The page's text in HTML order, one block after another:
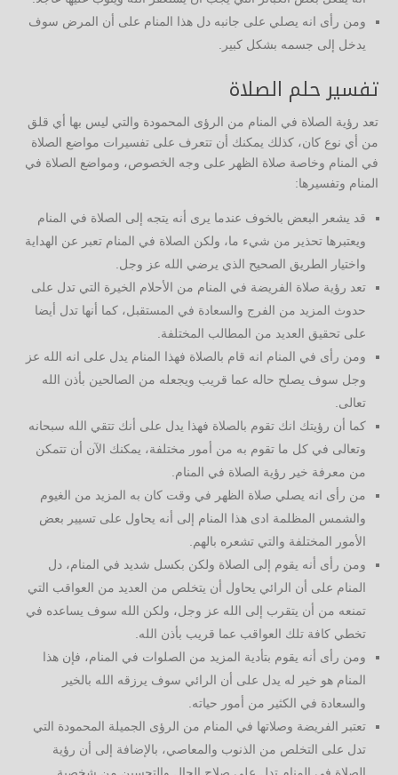
ومن رأى انه يصلي على جانبه دل هذا المنام على أن المرض سوف
يدخل إلى جسمه بشكل كبير.
تفسير حلم الصلاة
تعد رؤية الصلاة في المنام من الرؤى المحمودة والتي ليس بها أي قلق
من أي نوع كان، كذلك يمكنك أن تتعرف على تفسيرات مواضع الصلاة
في المنام وخاصة صلاة الظهر على وجه الخصوص، ومواضع الصلاة في
المنام وتفسيرها:
قد يشعر البعض بالخوف عندما يرى أنه يتجه إلى الصلاة في المنام
ويعتبرها تحذير من شيء ما، ولكن الصلاة في المنام تعبر عن الهداية
واختيار الطريق الصحيح الذي يرضي الله عز وجل.
تعد رؤية صلاة الفريضة في المنام من الأحلام الخيرة التي تدل على
حدوث المزيد من الفرج والسعادة في المستقبل، كما أنها تدل أيضا
على تحقيق العديد من المطالب المختلفة.
ومن رأى في المنام انه قام بالصلاة فهذا المنام يدل على انه الله عز
وجل سوف يصلح حاله عما قريب ويجعله من الصالحين بأذن الله
تعالى.
كما أن رؤيتك انك تقوم بالصلاة فهذا يدل على أنك تتقي الله سبحانه
وتعالى في كل ما تقوم به من أمور مختلفة، يمكنك الآن أن تتمكن
من معرفة خير رؤية الصلاة في المنام.
من رأى انه يصلي صلاة الظهر في وقت كان به المزيد من الغيوم
والشمس المظلمة ادى هذا المنام إلى أنه يحاول على تسيير بعض
الأمور المختلفة والتي تشعره بالهم.
ومن رأى أنه يقوم إلى الصلاة ولكن بكسل شديد في المنام، دل
المنام على أن الرائي يحاول أن يتخلص من العديد من العواقب التي
تمنعه من أن يتقرب إلى الله عز وجل، ولكن الله سوف يساعده في
تخطي كافة تلك العواقب عما قريب بأذن الله.
ومن رأى أنه يقوم بتأدية المزيد من الصلوات في المنام، فإن هذا
المنام هو خير له يدل على أن الرائي سوف يرزقه الله بالخير
والسعادة في الكثير من أمور حياته.
تعتبر الفريضة وصلاتها في المنام من الرؤى الجميلة المحمودة التي
تدل على التخلص من الذنوب والمعاصي، بالإضافة إلى أن رؤية